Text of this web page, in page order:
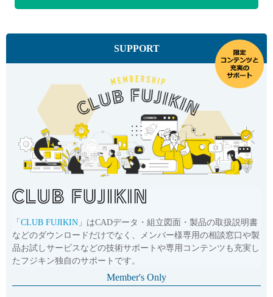
SUPPORT
「 CLUB FUJIKIN 」はCADデータ・組立図面・製品の取扱説明書
などのダウンロードだけでなく、メンバー様専用の相談窓口や製
品お試しサービスなどの技術サポートや専用コンテンツも充実し
たフジキン独自のサポートです。
Member's Only